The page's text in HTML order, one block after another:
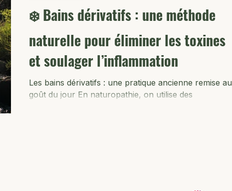
❄️ Bains dérivatifs : une méthode
naturelle pour éliminer les toxines
et soulager l’inflammation
Les bains dérivatifs : une pratique ancienne remise au
goût du jour En naturopathie, on utilise des